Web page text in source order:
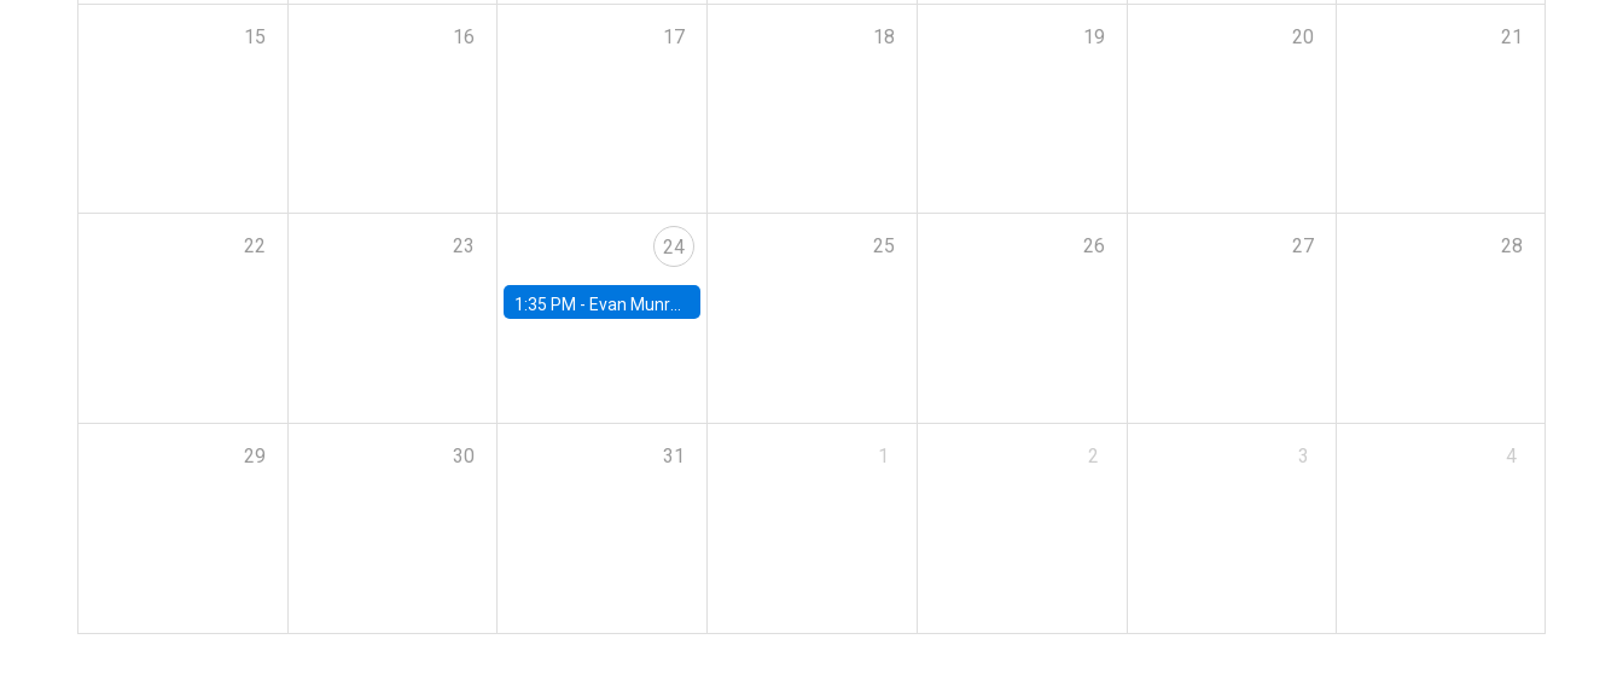
15 16 17 18 19 20 21
22 23 24
1:35 PM - Evan Munro, Neyman Visiting Assistant Professor in the Department of Statistics at UC Berkeley
25 26 27 28
29 30 31 1 2 3 4